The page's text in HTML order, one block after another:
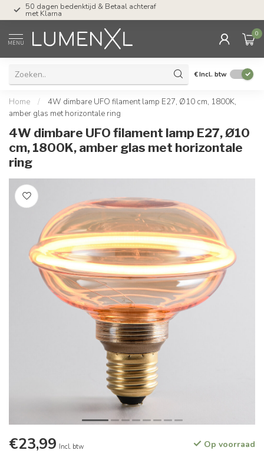
Tel: ma-do tot 23.00, vr tot 21.00, za tot
17.00 uur
MENU
0
€Incl. btw
Home /
4W dimbare UFO filament lamp E27, Ø10 cm, 1800K,
amber glas met horizontale ring
4W dimbare UFO filament lamp E27, Ø10
cm, 1800K, amber glas met horizontale
ring
€23,99 Incl. btw Op voorraad